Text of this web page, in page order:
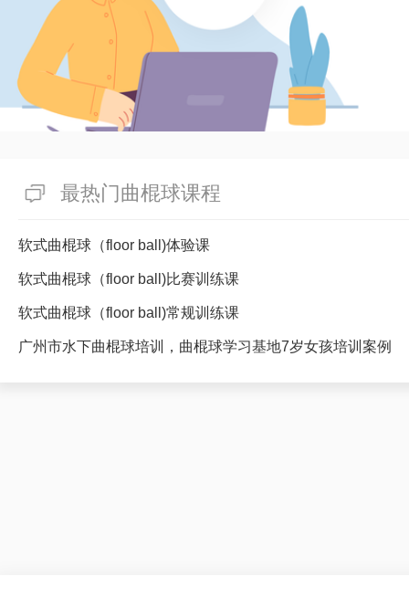
最热门曲棍球课程
软式曲棍球（floor ball)体验课
软式曲棍球（floor ball)比赛训练课
软式曲棍球（floor ball)常规训练课
广州市水下曲棍球培训，曲棍球学习基地7岁女孩培训案例